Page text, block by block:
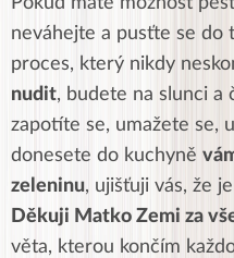
neváhejte a pusťte se do
proces, který nikdy
nudit, budete na slunci a
zapotíte se, umažete se,
donesete do kuchyně
zeleninu, ujišťuji vás, že
Děkuji Matko Zemi za
věta, kterou končím